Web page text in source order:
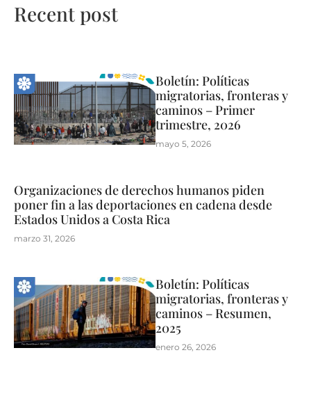
Recent post
Boletín: Políticas
migratorias, fronteras y
caminos – Primer
trimestre, 2026
mayo 5, 2026
Organizaciones de derechos humanos piden
poner fin a las deportaciones en cadena desde
Estados Unidos a Costa Rica
marzo 31, 2026
Boletín: Políticas
migratorias, fronteras y
caminos – Resumen,
2025
enero 26, 2026